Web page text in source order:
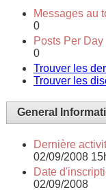
Messages au
0
Posts Per Day
0
Trouver les
Trouver les
General
Dernière
02/09/2008
Date
02/09/2008